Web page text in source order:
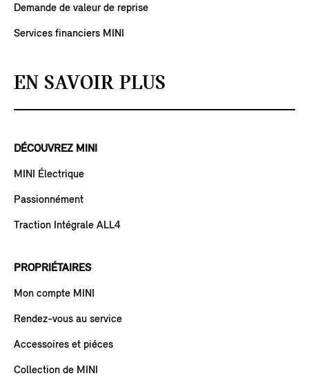
Demande de valeur de reprise
Services financiers MINI
EN SAVOIR PLUS
DÉCOUVREZ MINI
MINI Électrique
Passionnément
Traction Intégrale ALL4
PROPRIÉTAIRES
Mon compte MINI
Rendez-vous au service
Accessoires et piéces
Collection de MINI